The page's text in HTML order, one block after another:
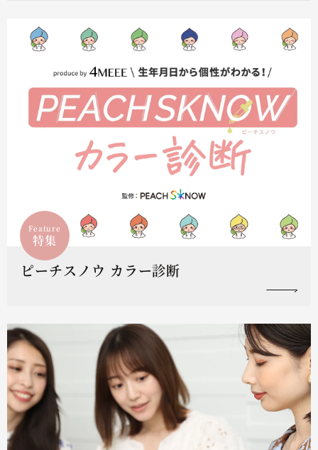
Feature
特集
ピーチスノウ カラー診断